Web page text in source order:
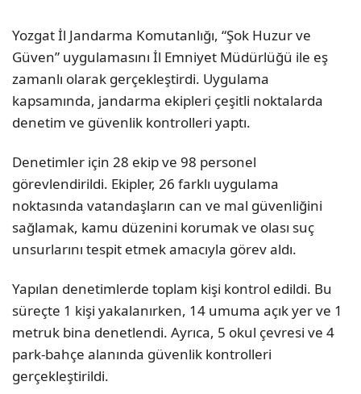
Yozgat İl Jandarma Komutanlığı, “Şok Huzur ve
Güven” uygulamasını İl Emniyet Müdürlüğü ile eş
zamanlı olarak gerçekleştirdi. Uygulama
kapsamında, jandarma ekipleri çeşitli noktalarda
denetim ve güvenlik kontrolleri yaptı.
Denetimler için 28 ekip ve 98 personel
görevlendirildi. Ekipler, 26 farklı uygulama
noktasında vatandaşların can ve mal güvenliğini
sağlamak, kamu düzenini korumak ve olası suç
unsurlarını tespit etmek amacıyla görev aldı.
Yapılan denetimlerde toplam kişi kontrol edildi. Bu
süreçte 1 kişi yakalanırken, 14 umuma açık yer ve 1
metruk bina denetlendi. Ayrıca, 5 okul çevresi ve 4
park-bahçe alanında güvenlik kontrolleri
gerçekleştirildi.